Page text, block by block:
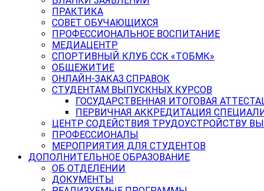
ПРАКТИКА
СОВЕТ ОБУЧАЮЩИХСЯ
ПРОФЕССИОНАЛЬНОЕ ВОСПИТАНИЕ
МЕДИАЦЕНТР
СПОРТИВНЫЙ КЛУБ ССК «ТОБМК»
ОБЩЕЖИТИЕ
ОНЛАЙН-ЗАКАЗ СПРАВОК
СТУДЕНТАМ ВЫПУСКНЫХ КУРСОВ
ГОСУДАРСТВЕННАЯ ИТОГОВАЯ
ПЕРВИЧНАЯ АККРЕДИТАЦИЯ
ЦЕНТР СОДЕЙСТВИЯ ТРУДОУСТРОЙСТВУ
ПРОФЕССИОНАЛЫ
МЕРОПРИЯТИЯ ДЛЯ СТУДЕНТОВ
ДОПОЛНИТЕЛЬНОЕ ОБРАЗОВАНИЕ
ОБ ОТДЕЛЕНИИ
ДОКУМЕНТЫ